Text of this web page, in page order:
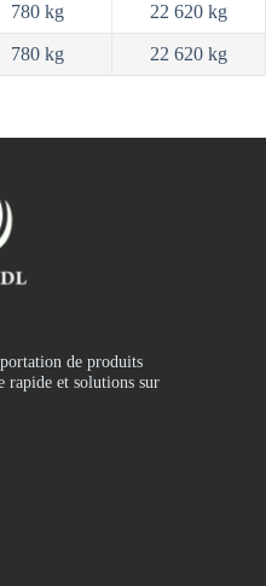
780 kg 22 620 kg
780 kg 22 620 kg
de produits
rapide et solutions sur